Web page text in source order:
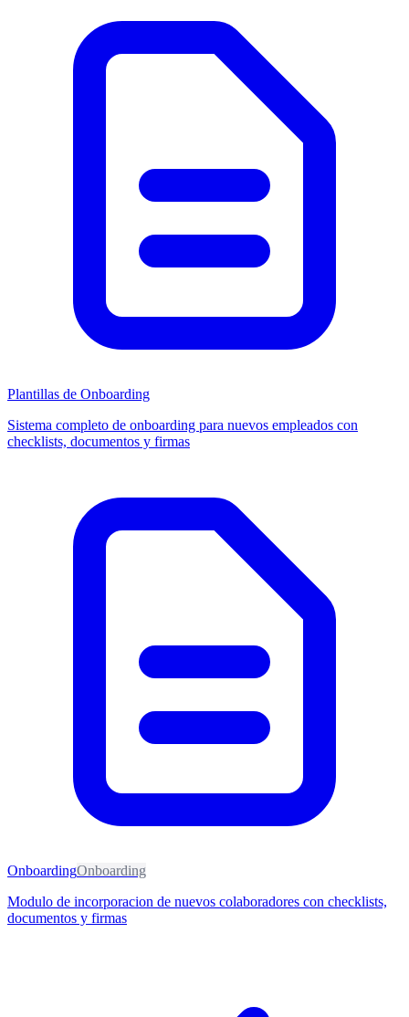
Plantillas de Onboarding
Sistema completo de onboarding para nuevos empleados con
checklists, documentos y firmas
OnboardingOnboarding
Modulo de incorporacion de nuevos colaboradores con checklists,
documentos y firmas